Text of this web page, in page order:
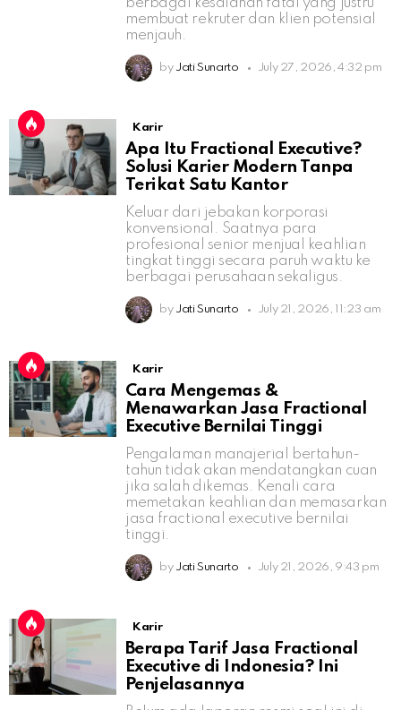
berbagai kesalahan fatal yang justru
membuat rekruter dan klien potensial
menjauh.
by Jati Sunarto July 27, 2026, 4:32 pm
Karir
Apa Itu Fractional Executive?
Solusi Karier Modern Tanpa
Terikat Satu Kantor
Keluar dari jebakan korporasi
konvensional. Saatnya para
profesional senior menjual keahlian
tingkat tinggi secara paruh waktu ke
berbagai perusahaan sekaligus.
by Jati Sunarto July 21, 2026, 11:23 am
Karir
Cara Mengemas &
Menawarkan Jasa Fractional
Executive Bernilai Tinggi
Pengalaman manajerial bertahun-
tahun tidak akan mendatangkan cuan
jika salah dikemas. Kenali cara
memetakan keahlian dan memasarkan
jasa fractional executive bernilai
tinggi.
by Jati Sunarto July 21, 2026, 9:43 pm
Karir
Berapa Tarif Jasa Fractional
Executive di Indonesia? Ini
Penjelasannya